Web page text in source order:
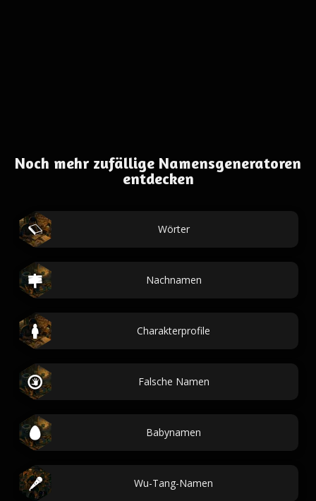
Noch mehr zufällige Namensgeneratoren
entdecken
Wörter
Nachnamen
Charakterprofile
Falsche Namen
Babynamen
Wu-Tang-Namen